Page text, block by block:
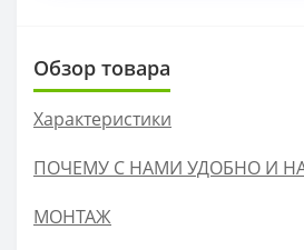
Обзор товара
Характеристики
ПОЧЕМУ С НАМИ УДОБНО И
МОНТАЖ